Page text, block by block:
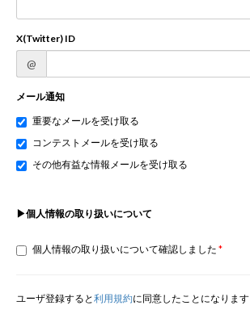
X(Twitter) ID
@
メール通知
重要なメールを受け取る
コンテストメールを受け取る
その他有益な情報メールを受け取る
▶個人情報の取り扱いについて
個人情報の取り扱いについて確認しました
ユーザ登録すると利用規約に同意したことになります